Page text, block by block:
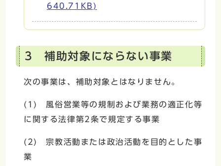
640.71KB)
3 補助対象にならない事業
次の事業は、補助対象とはなりません。
(1) 風俗営業等の規制および業務の適正化等
に関する法律第2条で規定する事業
(2) 宗教活動または政治活動を目的とした事
業